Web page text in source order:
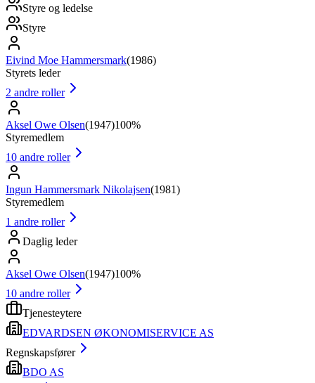
Styre og ledelse
Styre
Eivind Moe Hammersmark(1986)
Styrets leder
2 andre roller
Aksel Owe Olsen(1947)100%
Styremedlem
10 andre roller
Ingun Hammersmark Nikolajsen(1981)
Styremedlem
1 andre roller
Daglig leder
Aksel Owe Olsen(1947)100%
10 andre roller
Tjenesteytere
EDVARDSEN ØKONOMISERVICE AS
Regnskapsfører
BDO AS